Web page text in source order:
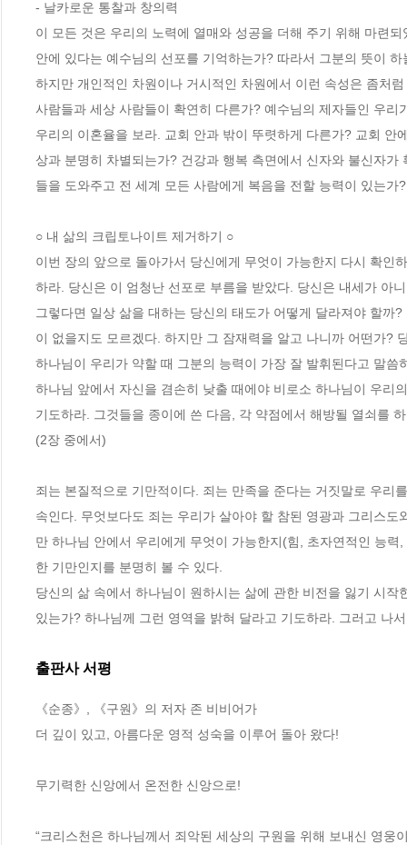
- 날카로운 통찰과 창의력
이 모든 것은 우리의 노력에 열매와 성공을 더해 주기 위해 마련
안에 있다는 예수님의 선포를 기억하는가? 따라서 그분의 뜻이
하지만 개인적인 차원이나 거시적인 차원에서 이런 속성은 좀처
사람들과 세상 사람들이 확연히 다른가? 예수님의 제자들인 우
우리의 이혼율을 보라. 교회 안과 밖이 뚜렷하게 다른가? 교회
상과 분명히 차별되는가? 건강과 행복 측면에서 신자와 불신자
들을 도와주고 전 세계 모든 사람에게 복음을 전할 능력이 있는
○ 내 삶의 크립토나이트 제거하기 ○
이번 장의 앞으로 돌아가서 당신에게 무엇이 가능한지 다시 확인
하라. 당신은 이 엄청난 선포로 부름을 받았다. 당신은 내세가 아
그렇다면 일상 삶을 대하는 당신의 태도가 어떻게 달라져야 할
이 없을지도 모르겠다. 하지만 그 잠재력을 알고 나니까 어떤가?
하나님이 우리가 약할 때 그분의 능력이 가장 잘 발휘된다고 말
하나님 앞에서 자신을 겸손히 낮출 때에야 비로소 하나님이 우리
기도하라. 그것들을 종이에 쓴 다음, 각 약점에서 해방될 열쇠를
(2장 중에서)
죄는 본질적으로 기만적이다. 죄는 만족을 준다는 거짓말로 우리
속인다. 무엇보다도 죄는 우리가 살아야 할 참된 영광과 그리스
만 하나님 안에서 우리에게 무엇이 가능한지(힘, 초자연적인 능
한 기만인지를 분명히 볼 수 있다.
당신의 삶 속에서 하나님이 원하시는 삶에 관한 비전을 잃기 시
있는가? 하나님께 그런 영역을 밝혀 달라고 기도하라. 그러고 나
출판사 서평
《순종》, 《구원》의 저자 존 비비어가
더 깊이 있고, 아름다운 영적 성숙을 이루어 돌아 왔다!
무기력한 신앙에서 온전한 신앙으로!
“크리스천은 하나님께서 죄악된 세상의 구원을 위해 보내신 영웅